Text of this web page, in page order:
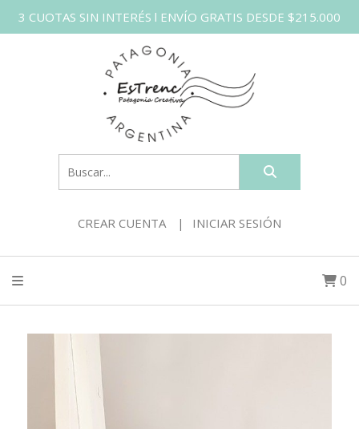
3 CUOTAS SIN INTERÉS l ENVÍO GRATIS DESDE $215.000
CREAR CUENTA INICIAR SESIÓN
0